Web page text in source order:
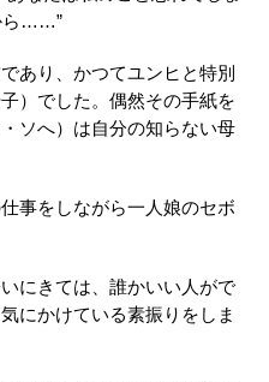
ら……”
あり、かつてユンヒと特別
）でした。偶然その手紙を
ソへ）は自分の知らない母
事をしながら一人娘のセボ
にきては、誰かいい人がで
にかけている素振りをしま